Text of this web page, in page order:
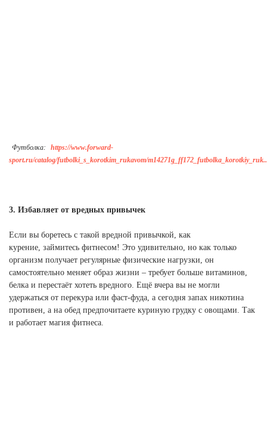
Футболка:
https://www.forward-
sport.ru/catalog/futbolki_s_korotkim_rukavom/
3. Избавляет от вредных привычек
Если вы боретесь с такой вредной привычкой, как
курение, займитесь фитнесом! Это удивительно, но как только
организм получает регулярные физические нагрузки, он
самостоятельно меняет образ жизни – требует больше витаминов,
белка и перестаёт хотеть вредного. Ещё вчера вы не могли
удержаться от перекура или фаст-фуда, а сегодня запах никотина
противен, а на обед предпочитаете куриную грудку с овощами. Так
и работает магия фитнеса.